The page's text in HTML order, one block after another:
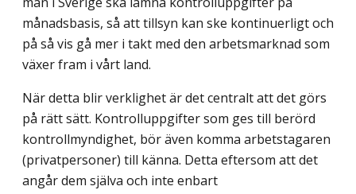
månadsbasis, så att tillsyn kan ske kontinuerligt och
på så vis gå mer i takt med den arbetsmarknad som
växer fram i vårt land.
När detta blir verklighet är det centralt att det görs
på rätt sätt. Kontrolluppgifter som ges till berörd
kontrollmyndighet, bör även komma arbetstagaren
(privatpersoner) till känna. Detta eftersom att det
angår dem själva och inte enbart